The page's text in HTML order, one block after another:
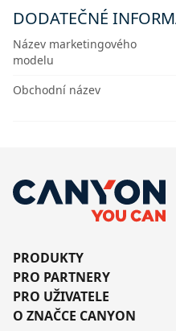
DODATEČNÉ
Název marketingového
modelu
Obchodní název
PRODUKTY
PRO PARTNERY
PRO UŽIVATELE
O ZNAČCE CANYON